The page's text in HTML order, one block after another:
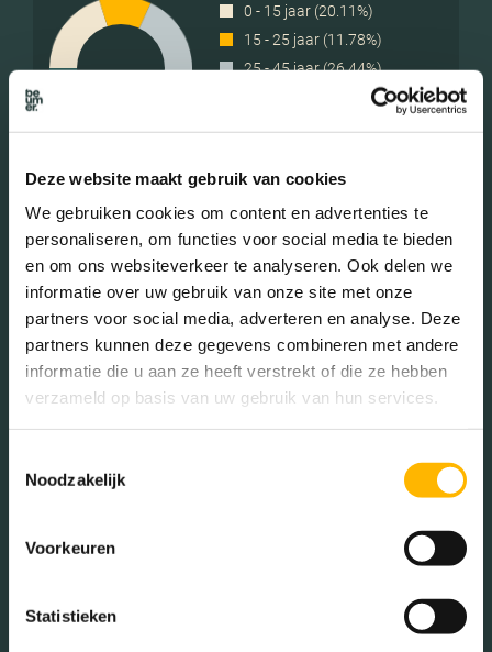
Deze website maakt gebruik van cookies
We gebruiken cookies om content en advertenties te
personaliseren, om functies voor social media te bieden
en om ons websiteverkeer te analyseren. Ook delen we
informatie over uw gebruik van onze site met onze
partners voor social media, adverteren en analyse. Deze
partners kunnen deze gegevens combineren met andere
informatie die u aan ze heeft verstrekt of die ze hebben
verzameld op basis van uw gebruik van hun services.
Noodzakelijk
Voorkeuren
Statistieken
0 - 15 jaar (20.11%)
15 - 25 jaar (11.78%)
25 - 45 jaar (26.44%)
45 - 65 jaar (29.60%)
Geslacht
Mannen (49.64%)
Vrouwen (50.36%)
Zonder kinderen (31.02%)
Éénpersoons huishoudens